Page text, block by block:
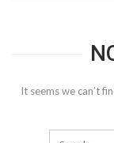
It seems we can’t